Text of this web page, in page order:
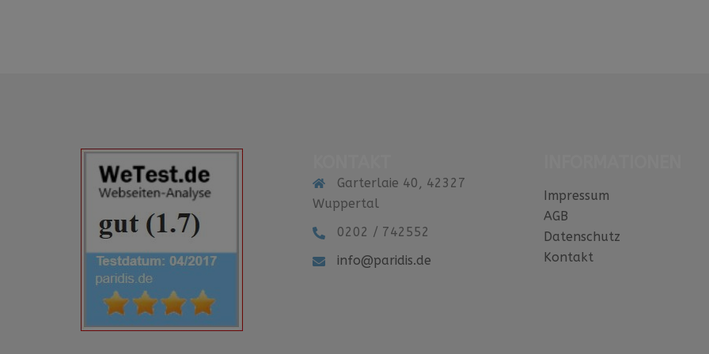
Garterlaie 40, 42327
Wuppertal
0202 / 742552
info@paridis.de
Impressum
AGB
Datenschutz
Kontakt